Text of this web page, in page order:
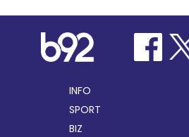
INFO
SPORT
BIZ